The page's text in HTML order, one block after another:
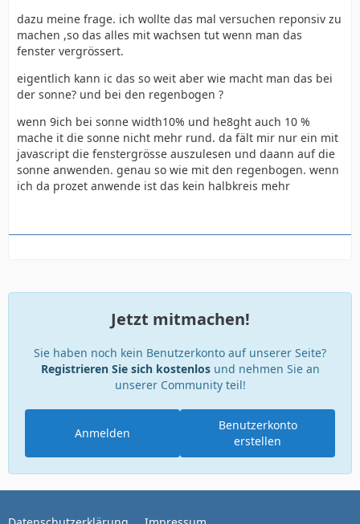
dazu meine frage. ich wollte das mal versuchen reponsiv zu
machen ,so das alles mit wachsen tut wenn man das
fenster vergrössert.
eigentlich kann ic das so weit aber wie macht man das bei
der sonne? und bei den regenbogen ?
wenn 9ich bei sonne width10% und he8ght auch 10 %
mache it die sonne nicht mehr rund. da fält mir nur ein mit
javascript die fenstergrösse auszulesen und daann auf die
sonne anwenden. genau so wie mit den regenbogen. wenn
ich da prozet anwende ist das kein halbkreis mehr
Jetzt mitmachen!
Sie haben noch kein Benutzerkonto auf unserer Seite?
Registrieren Sie sich kostenlosund nehmen Sie an
unserer Community teil!
Benutzerkonto
erstellen
Anmelden